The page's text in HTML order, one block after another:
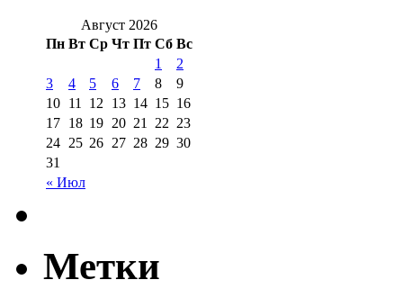
Август 2026
Пн Вт Ср Чт Пт Сб Вс
« Июл
1
2
3
4 5 6 7 8
9
10 11 12 13 14 15 16
17 18 19 20 21 22 23
24 25 26 27 28 29 30
31
Метки